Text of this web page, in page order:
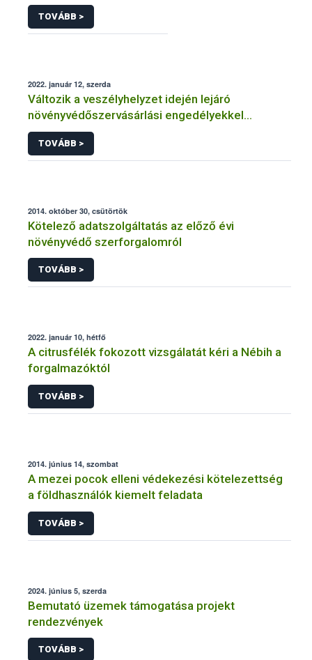
TOVÁBB >
2022. január 12, szerda
Változik a veszélyhelyzet idején lejáró
növényvédőszervásárlási engedélyekkel
kapcsolatos szabályozás
TOVÁBB >
2014. október 30, csütörtök
Kötelező adatszolgáltatás az előző évi
növényvédő szerforgalomról
TOVÁBB >
2022. január 10, hétfő
A citrusfélék fokozott vizsgálatát kéri a Nébih a
forgalmazóktól
TOVÁBB >
2014. június 14, szombat
A mezei pocok elleni védekezési kötelezettség
a földhasználók kiemelt feladata
TOVÁBB >
2024. június 5, szerda
Bemutató üzemek támogatása projekt
rendezvények
TOVÁBB >